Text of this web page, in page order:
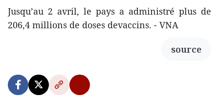
Jusqu’au 2 avril, le pays a administré plus de
206,4 millions de doses devaccins. - VNA
source